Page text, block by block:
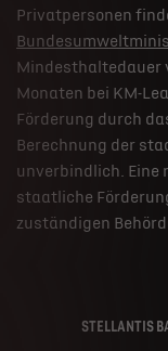
Privatpersonen
Mindesthaltedauer
Monaten bei KM-
Förderung durch
Berechnung der
unverbindlich. Eine
staatliche
zuständigen
STELLANTIS